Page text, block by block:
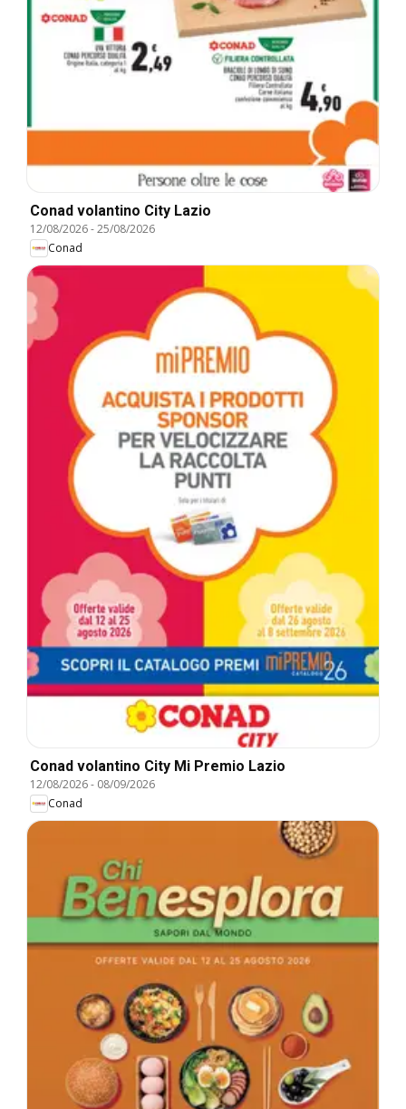
Conad volantino City Lazio
12/08/2026-25/08/2026
Conad
Conad volantino City Mi Premio Lazio
12/08/2026- 08/09/2026
Conad